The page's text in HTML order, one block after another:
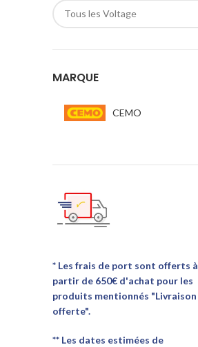
Tous les Voltage
MARQUE
CEMO
* Les frais de port sont offerts à
partir de 650€ d'achat pour les
produits mentionnés "Livraison
offerte".
** Les dates estimées de